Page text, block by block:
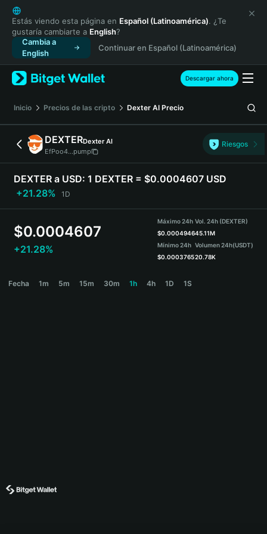
English
日本語
Tiếng Việt
Русский
Español (Latinoamérica)
Türkçe
Français
Deutsch
简体中文
繁體中文
Português (Portugal)
Bahasa Indonesia
ภาษาไทย
हिन्दी
Español
Português (Brasil)
Estás viendo esta página en Español (Latinoamérica). ¿Te
gustaría cambiarte a English?
Cambia a
English
Continuar en Español (Latinoamérica)
Descargar ahora
Inicio Precios de las cripto Dexter AI Precio
DEXTERDexter AI
EfPoo4...pump
Riesgos
DEXTER a USD: 1 DEXTER = $0.0004607 USD
+21.28%
1D
$0.0004607
+21.28%
Máximo 24h
$0.0004946
Mínimo 24h
$0.0003765
Vol. 24h (DEXTER)
45.11M
Volumen 24h(USDT)
20.78K
Fecha 1m 5m 15m 30m 1h 4h 1D 1S